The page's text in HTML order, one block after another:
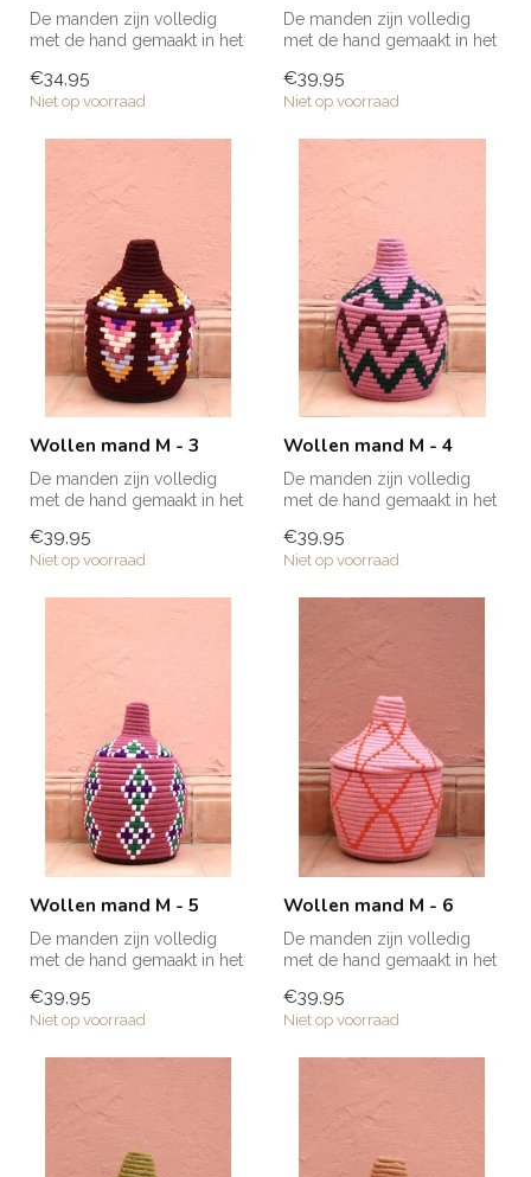
De manden zijn volledig
met de hand gemaakt in het
man...
€34,95
Niet op voorraad
De manden zijn volledig
met de hand gemaakt in het
man...
€39,95
Niet op voorraad
Wollen mand M - 3
De manden zijn volledig
met de hand gemaakt in het
man...
€39,95
Niet op voorraad
Wollen mand M - 4
De manden zijn volledig
met de hand gemaakt in het
man...
€39,95
Niet op voorraad
Wollen mand M - 5
De manden zijn volledig
met de hand gemaakt in het
man...
€39,95
Niet op voorraad
Wollen mand M - 6
De manden zijn volledig
met de hand gemaakt in het
man...
€39,95
Niet op voorraad